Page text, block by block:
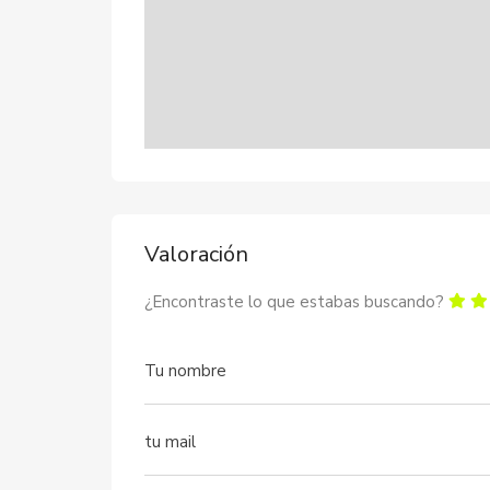
Valoración
¿Encontraste lo que estabas buscando?